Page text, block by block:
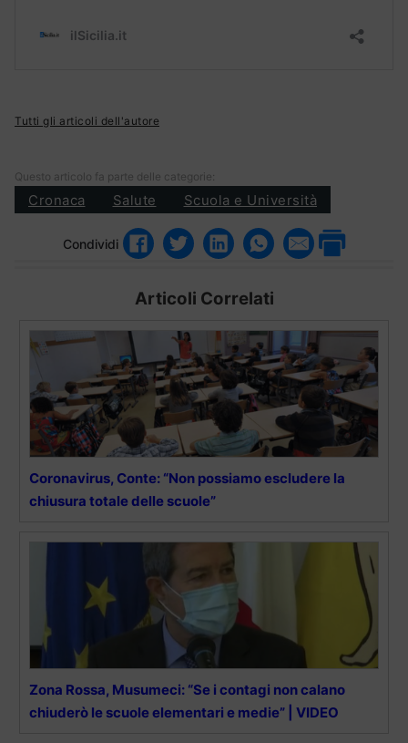
Tutti gli articoli dell'autore
Questo articolo fa parte delle categorie:
Cronaca Salute Scuola e Università
Condividi
Articoli Correlati
Coronavirus, Conte: “Non possiamo escludere la
chiusura totale delle scuole”
Zona Rossa, Musumeci: “Se i contagi non calano
chiuderò le scuole elementari e medie” | VIDEO